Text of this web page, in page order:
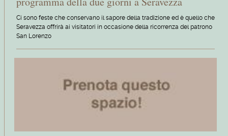
Ci sono feste che conservano il sapore della tradizione ed è quello che
Seravezza offrirà ai visitatori in occasione della ricorrenza del patrono
San Lorenzo